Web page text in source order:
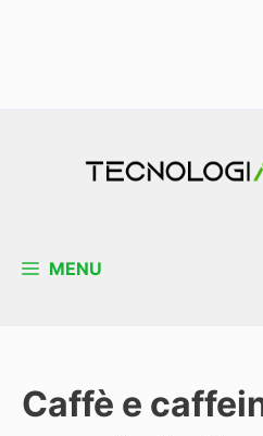
MENU
Caffè e